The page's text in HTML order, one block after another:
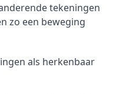
tekeningen
zo een beweging
als herkenbaar